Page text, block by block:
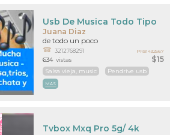
Juana Diaz
$15
Usb De Musica Todo Tipo
de todo un poco
3212768291
Salsa vieja, music Pendrive usb
MAS
634 vistas
PR31432567
Tvbox Mxq Pro 5g/ 4k